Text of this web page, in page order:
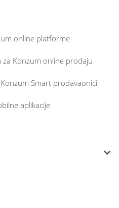
online platforme
za Konzum online prodaju
Smart prodavaonici
aplikacije